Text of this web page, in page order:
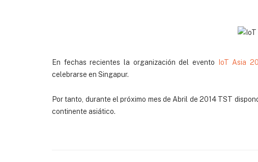
En fechas recientes la organización del evento IoT Asia
celebrarse en Singapur.
Por tanto, durante el próximo mes de Abril de 2014 TST
continente asiático.